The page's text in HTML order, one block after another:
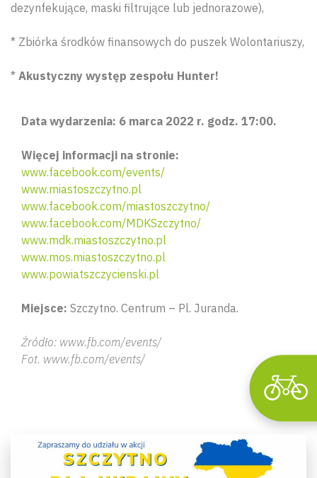
dezynfekujące, maski filtrujące lub jednorazowe),
* Zbiórka środków finansowych do puszek Wolontariuszy,
* Akustyczny występ zespołu Hunter!
Data wydarzenia: 6 marca 2022 r. godz. 17:00.
Więcej informacji na stronie:
www.facebook.com/events/
www.miastoszczytno.pl
www.facebook.com/miastoszczytno/
www.facebook.com/MDKSzczytno/
www.mdk.miastoszczytno.pl
www.mos.miastoszczytno.pl
www.powiatszczycienski.pl
Miejsce: Szczytno. Centrum – Pl. Juranda.
Źródło: www.fb.com/events/
Fot. www.fb.com/events/